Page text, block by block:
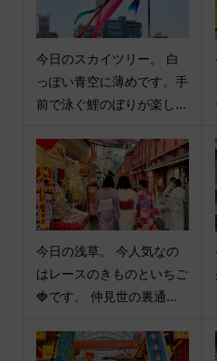
今日のスカイツリー。 白
っぽい青空に薄めです。手
前で泳ぐ鯉のぼりが楽し...
今日の浅草。 今人気なの
はレースのきものといちご
🍓です。 仲見世の裏通...